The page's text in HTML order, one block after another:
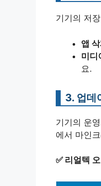
기기의 저
앱
미디
요.
3. 업데
기기의 운
에서 마인
✅ 리얼텍